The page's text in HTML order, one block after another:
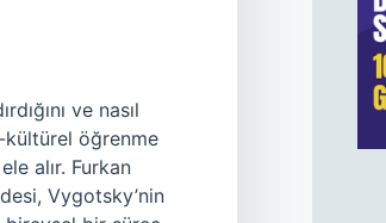
ve nasıl
kültürel öğrenme
alır. Furkan
Vygotsky’nin